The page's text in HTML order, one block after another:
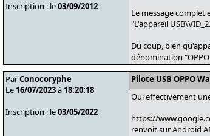
Inscription : le03/09/2012
Le message complet
"L'appareil
Du coup, bien
dénomination
ParConocoryphe
Le 16/07/2023à 18:20:18
Inscription : le03/05/2022
Pilote USB OPPO
Oui effectivement
https://
renvoit sur Android